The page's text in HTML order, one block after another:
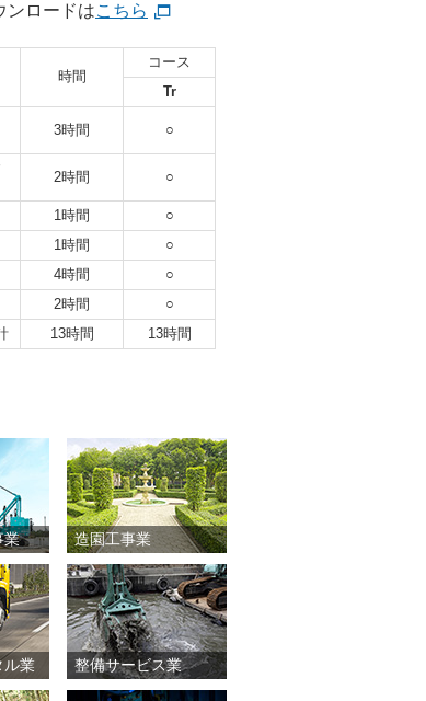
ンロードはこちら
時間
コース
Tr
3時間 ○
2時間 ○
1時間
○
1時間 ○
4時間
○
2時間
○
13時間 13時間
業 造園工事業
ル業 整備サービス業